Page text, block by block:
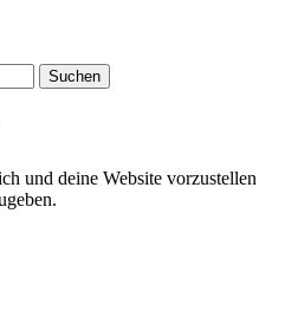
und deine Website vorzustellen